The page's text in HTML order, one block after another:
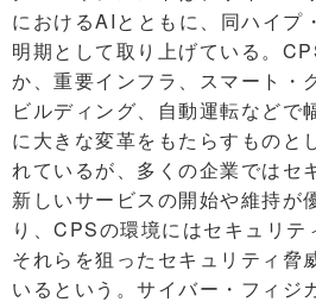
におけるAIとともに、同ハイプ
明期として取り上げている。
か、重要インフラ、スマート・
ビルディング、自動運転などで
に大きな変革をもたらすものと
れているが、多くの企業ではセ
新しいサービスの開始や維持が
り、CPSの環境にはセキュリテ
それらを狙ったセキュリティ脅
いるという。サイバー・フィジ